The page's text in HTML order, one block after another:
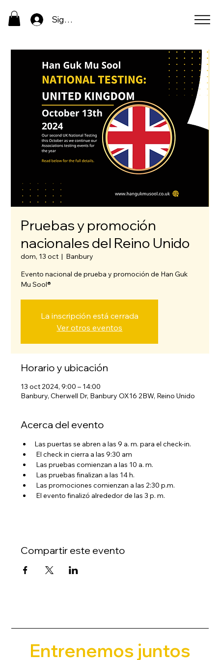
Sign In
Pruebas y promoción
nacionales del Reino Unido
dom, 13 oct
  |
Banbury
Evento nacional de prueba y promoción de Han Guk
Mu Sool®
La inscripción está cerrada
Ver otros eventos
Horario y ubicación
13 oct 2024, 9:00 – 14:00
Banbury, Cherwell Dr, Banbury OX16 2BW, Reino Unido
Acerca del evento
Las puertas se abren a las 9 a. m. para el check-in.
El check in cierra a las 9:30 am
Las pruebas comienzan a las 10 a. m.
Las pruebas finalizan a las 14 h.
Las promociones comienzan a las 2:30 p.m.
El evento finalizó alrededor de las 3 p. m.
Compartir este evento
Entrenemos juntos